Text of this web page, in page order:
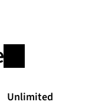
Unlimited